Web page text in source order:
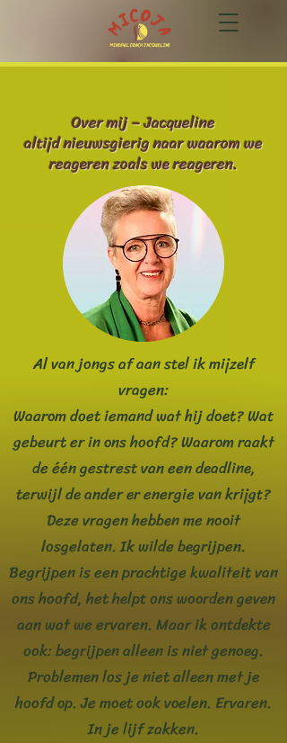
Over mij – Jacqueline
altijd nieuwsgierig naar waarom we
reageren zoals we reageren.
Al van jongs af aan stel ik mijzelf
vragen:
Waarom doet iemand wat hij doet? Wat
gebeurt er in ons hoofd? Waarom raakt
de één gestrest van een deadline,
terwijl de ander er energie van krijgt?
Deze vragen hebben me nooit
losgelaten. Ik wilde begrijpen.
Begrijpen is een prachtige kwaliteit van
ons hoofd, het helpt ons woorden geven
aan wat we ervaren. Maar ik ontdekte
ook: begrijpen alleen is niet genoeg.
Problemen los je niet alleen met je
hoofd op. Je moet ook voelen. Ervaren.
In je lijf zakken.